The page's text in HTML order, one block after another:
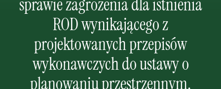
sprawie zagrożenia dla istnienia
ROD wynikającego z
projektowanych przepisów
wykonawczych do ustawy o
planowaniu przestrzennym.